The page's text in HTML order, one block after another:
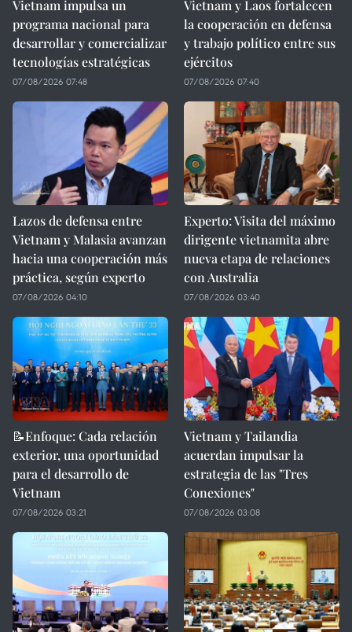
Vietnam impulsa un
programa nacional para
desarrollar y comercializar
tecnologías estratégicas
07/08/2026 07:48
Vietnam y Laos fortalecen
la cooperación en defensa
y trabajo político entre sus
ejércitos
07/08/2026 07:40
Lazos de defensa entre
Vietnam y Malasia avanzan
hacia una cooperación más
práctica, según experto
07/08/2026 04:10
Experto: Visita del máximo
dirigente vietnamita abre
nueva etapa de relaciones
con Australia
07/08/2026 03:40
📝Enfoque: Cada relación
exterior, una oportunidad
para el desarrollo de
Vietnam
07/08/2026 03:21
Vietnam y Tailandia
acuerdan impulsar la
estrategia de las "Tres
Conexiones"
07/08/2026 03:08